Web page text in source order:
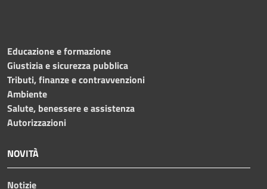
Educazione e formazione
Giustizia e sicurezza pubblica
Tributi, finanze e contravvenzioni
Ambiente
Salute, benessere e assistenza
Autorizzazioni
NOVITÀ
Notizie